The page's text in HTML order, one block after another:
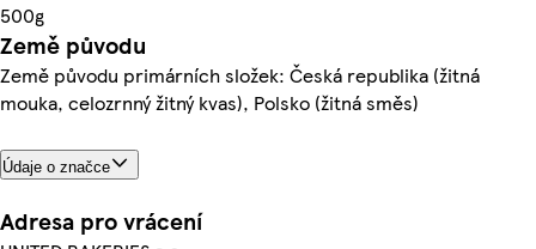
500g
Země původu
Země původu primárních složek: Česká republika (žitná
mouka, celozrnný žitný kvas), Polsko (žitná směs)
Údaje o značce
Adresa pro vrácení